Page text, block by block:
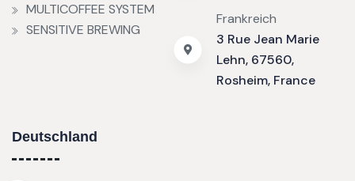
MULTICOFFEE SYSTEM
SENSITIVE BREWING
Frankreich
3 Rue Jean Marie
Lehn, 67560,
Rosheim, France
Deutschland